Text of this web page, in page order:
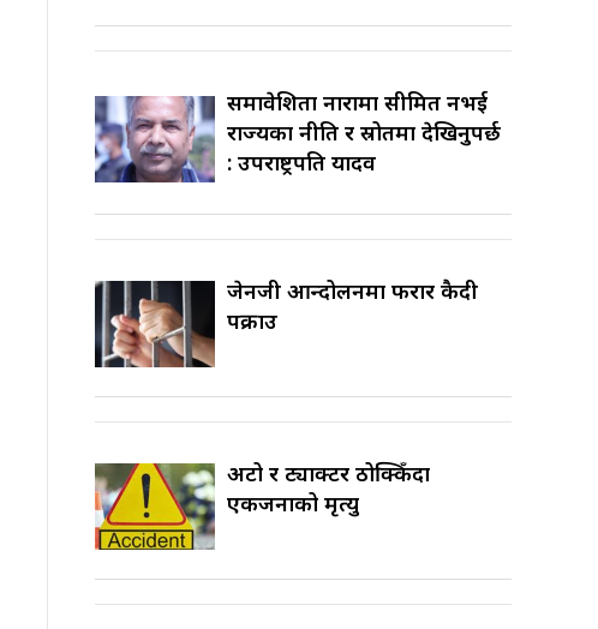
समावेशिता नारामा सीमित नभई
राज्यका नीति र स्रोतमा देखिनुपर्छ
: उपराष्ट्रपति यादव
जेनजी आन्दोलनमा फरार कैदी
पक्राउ
अटो र ट्याक्टर ठोक्किँदा
एकजनाको मृत्यु